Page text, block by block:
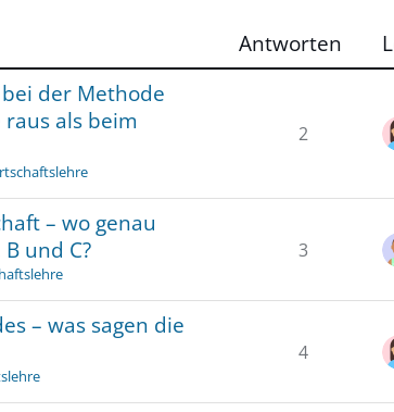
Antworten
der Methode
als beim
2
– wo genau
und C?
3
– was sagen die
4